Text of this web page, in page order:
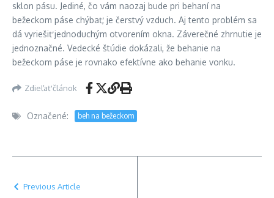
sklon pásu. Jediné, čo vám naozaj bude pri behaní na
bežeckom páse chýbať, je čerstvý vzduch. Aj tento problém sa
dá vyriešiť jednoduchým otvorením okna. Záverečné zhrnutie je
jednoznačné. Vedecké štúdie dokázali, že behanie na
bežeckom páse je rovnako efektívne ako behanie vonku.
Zdieľať článok
Označené: beh na bežeckom
Previous Article